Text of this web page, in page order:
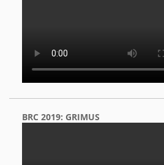
BRC 2019: GRIMUS